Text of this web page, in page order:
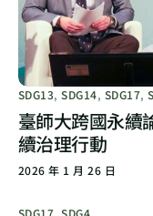
SDG13,SDG14, SDG17,
臺師大跨國永續
續治理行動
2026 年 1 月 26 日
SDG17,SDG4